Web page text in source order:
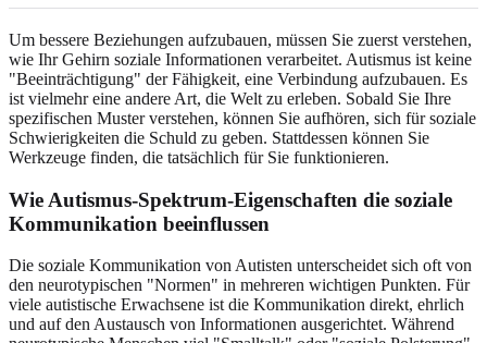
Um bessere Beziehungen aufzubauen, müssen Sie zuerst verstehen,
wie Ihr Gehirn soziale Informationen verarbeitet. Autismus ist keine
"Beeinträchtigung" der Fähigkeit, eine Verbindung aufzubauen. Es
ist vielmehr eine andere Art, die Welt zu erleben. Sobald Sie Ihre
spezifischen Muster verstehen, können Sie aufhören, sich für soziale
Schwierigkeiten die Schuld zu geben. Stattdessen können Sie
Werkzeuge finden, die tatsächlich für Sie funktionieren.
Wie Autismus-Spektrum-Eigenschaften die soziale
Kommunikation beeinflussen
Die soziale Kommunikation von Autisten unterscheidet sich oft von
den neurotypischen "Normen" in mehreren wichtigen Punkten. Für
viele autistische Erwachsene ist die Kommunikation direkt, ehrlich
und auf den Austausch von Informationen ausgerichtet. Während